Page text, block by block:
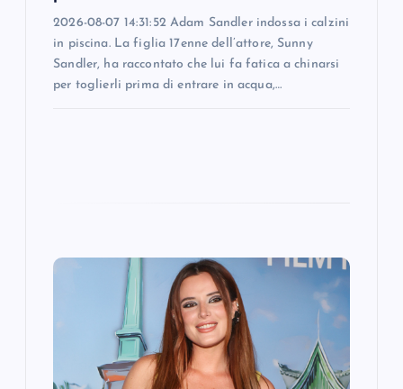
2026-08-07 14:31:52 Adam Sandler indossa i calzini
in piscina. La figlia 17enne dell’attore, Sunny
Sandler, ha raccontato che lui fa fatica a chinarsi
per toglierli prima di entrare in acqua,…